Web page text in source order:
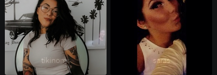
tikinoms saräs